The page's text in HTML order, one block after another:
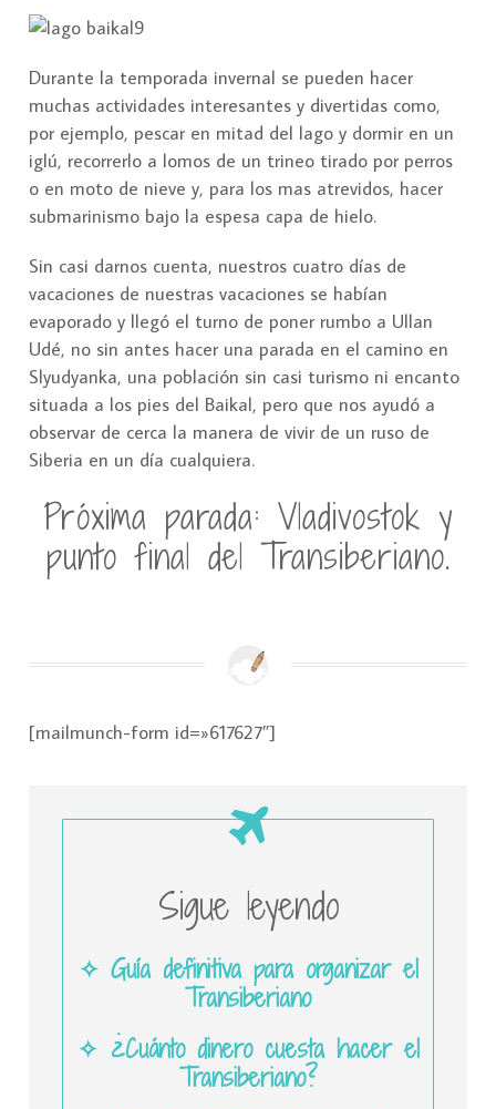
Durante la temporada invernal se pueden hacer
muchas actividades interesantes y divertidas como,
por ejemplo, pescar en mitad del lago y dormir en un
iglú, recorrerlo a lomos de un trineo tirado por perros
o en moto de nieve y, para los mas atrevidos, hacer
submarinismo bajo la espesa capa de hielo.
Sin casi darnos cuenta, nuestros cuatro días de
vacaciones de nuestras vacaciones se habían
evaporado y llegó el turno de poner rumbo a Ullan
Udé, no sin antes hacer una parada en el camino en
Slyudyanka, una población sin casi turismo ni encanto
situada a los pies del Baikal, pero que nos ayudó a
observar de cerca la manera de vivir de un ruso de
Siberia en un día cualquiera.
Próxima parada: Vladivostok y
punto final del Transiberiano.
[mailmunch-form id=»617627″]
Sigue leyendo
✧ Guía definitiva para organizar el
Transiberiano
✧ ¿Cuánto dinero cuesta hacer el
Transiberiano?